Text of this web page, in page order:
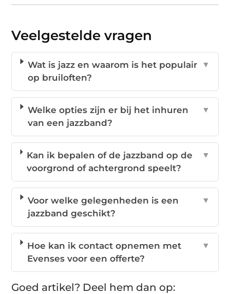
Veelgestelde vragen
Wat is jazz en waarom is het populair
op bruiloften?
▼
Welke opties zijn er bij het inhuren
van een jazzband?
▼
Kan ik bepalen of de jazzband op de
voorgrond of achtergrond speelt?
▼
Voor welke gelegenheden is een
jazzband geschikt?
▼
Hoe kan ik contact opnemen met
Evenses voor een offerte?
▼
Goed artikel? Deel hem dan op: